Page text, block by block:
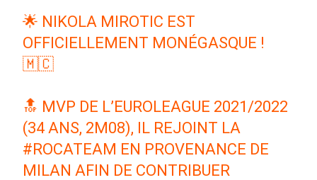
🌟 NIKOLA MIROTIC EST
OFFICIELLEMENT MONÉGASQUE !
🇲🇨
🔝 MVP DE L’EUROLEAGUE 2021/2022
(34 ANS, 2M08), IL REJOINT LA
#ROCATEAM EN PROVENANCE DE
MILAN AFIN DE CONTRIBUER